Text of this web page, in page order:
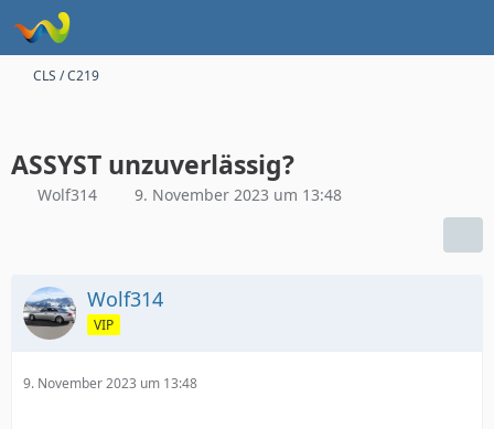
CLS / C219
ASSYST unzuverlässig?
Wolf314 9. November 2023 um 13:48
Wolf314
VIP
9. November 2023 um 13:48